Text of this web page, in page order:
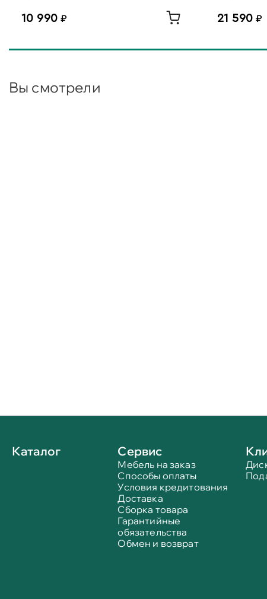
10 990 21 590
Вы смотрели
Каталог Сервис
Мебель на заказ
Способы оплаты
Условия кредитования
Доставка
Сборка товара
Гарантийные
обязательства
Обмен и возврат